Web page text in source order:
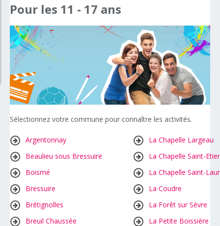
Pour les 11 - 17 ans
Sélectionnez votre commune pour connaître les activités.
Argentonnay
La Chapelle Largeau
Beaulieu sous Bressuire
La Chapelle Saint-
Boismé
La Chapelle Saint-
Bressuire
La Coudre
Brétignolles
La Forêt sur Sèvre
Breuil Chaussée
La Petite Boissière